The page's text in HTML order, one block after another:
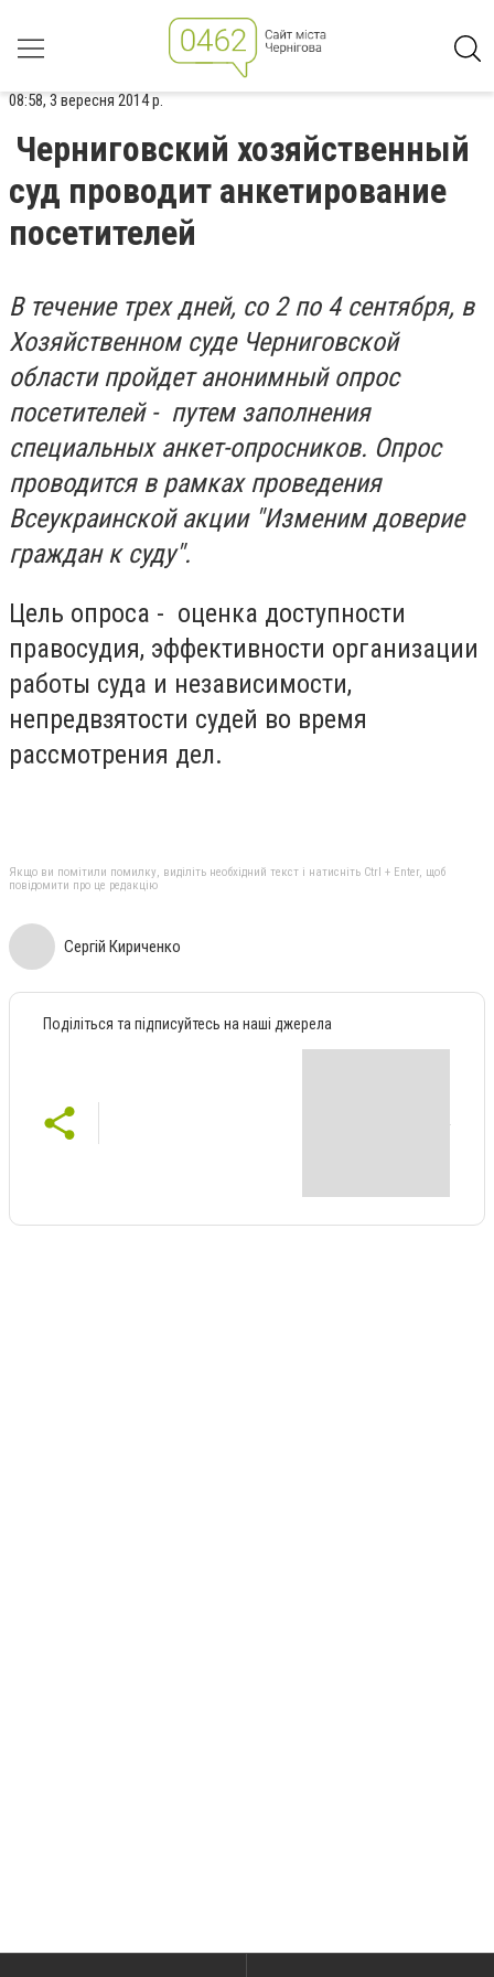
08:58, 3 вересня 2014 р.
Черниговский хозяйственный
суд проводит анкетирование
посетителей
В течение трех дней, со 2 по 4 сентября, в
Хозяйственном суде Черниговской
области пройдет анонимный опрос
посетителей - путем заполнения
специальных анкет-опросников. Опрос
проводится в рамках проведения
Всеукраинской акции "Изменим доверие
граждан к суду".
Цель опроса - оценка доступности
правосудия, эффективности организации
работы суда и независимости,
непредвзятости судей во время
рассмотрения дел.
Якщо ви помітили помилку, виділіть необхідний текст і натисніть Ctrl + Enter, щоб
повідомити про це редакцію
Сергій Кириченко
Поділіться та підписуйтесь на наші джерела